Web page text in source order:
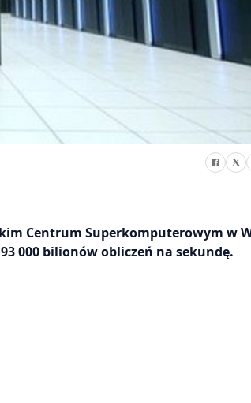
Centrum Superkomputerowym w
000 bilionów obliczeń na sekundę.